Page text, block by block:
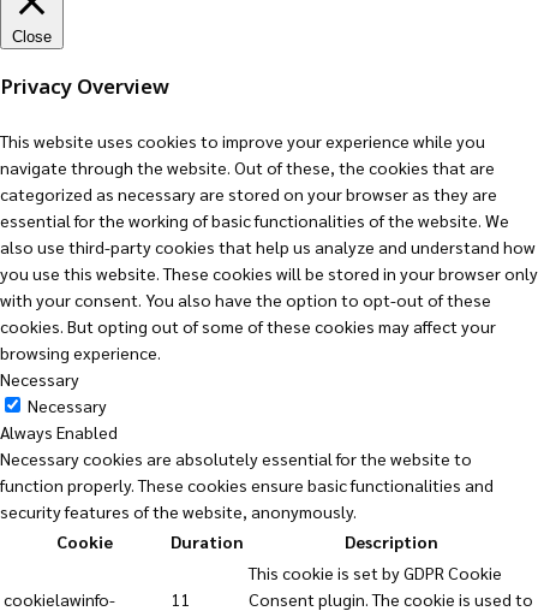
Close
Privacy Overview
This website uses cookies to improve your experience while you
navigate through the website. Out of these, the cookies that are
categorized as necessary are stored on your browser as they are
essential for the working of basic functionalities of the website. We
also use third-party cookies that help us analyze and understand how
you use this website. These cookies will be stored in your browser only
with your consent. You also have the option to opt-out of these
cookies. But opting out of some of these cookies may affect your
browsing experience.
Necessary
Necessary
Always Enabled
Necessary cookies are absolutely essential for the website to
function properly. These cookies ensure basic functionalities and
security features of the website, anonymously.
Cookie
Duration Description
cookielawinfo-
11
This cookie is set by GDPR Cookie
Consent plugin. The cookie is used to